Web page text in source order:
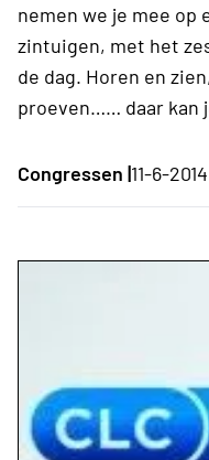
nemen we je mee op
zintuigen, met het
de dag. Horen en
proeven…… daar kan
Congressen |11-6-2014